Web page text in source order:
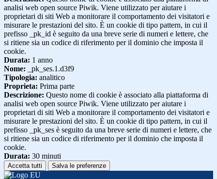
analisi web open source Piwik. Viene utilizzato per aiutare i
proprietari di siti Web a monitorare il comportamento dei visitatori e
misurare le prestazioni del sito. È un cookie di tipo pattern, in cui il
prefisso _pk_id è seguito da una breve serie di numeri e lettere, che
si ritiene sia un codice di riferimento per il dominio che imposta il
cookie.
Durata: 1 anno
Nome: _pk_ses.1.d3f9
Tipologia: analitico
Proprieta: Prima parte
Descrizione: Questo nome di cookie è associato alla piattaforma di
analisi web open source Piwik. Viene utilizzato per aiutare i
proprietari di siti Web a monitorare il comportamento dei visitatori e
misurare le prestazioni del sito. È un cookie di tipo pattern, in cui il
prefisso _pk_ses è seguito da una breve serie di numeri e lettere, che
si ritiene sia un codice di riferimento per il dominio che imposta il
cookie.
Durata: 30 minuti
Accetta tutti Salva le preferenze